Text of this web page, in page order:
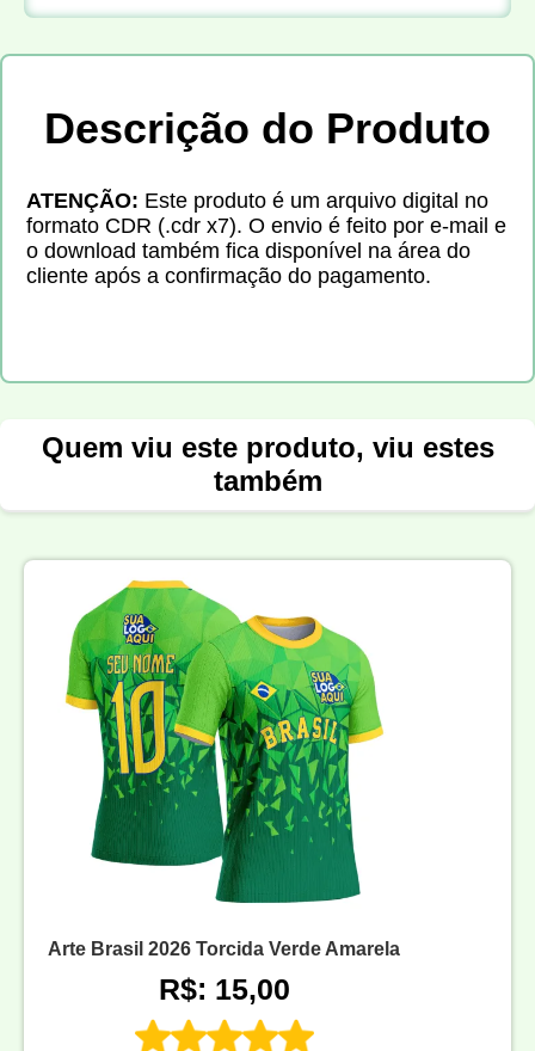
Descrição do Produto
ATENÇÃO: Este produto é um arquivo digital no
formato CDR (.cdr x7). O envio é feito por e-mail e
o download também fica disponível na área do
cliente após a confirmação do pagamento.
Quem viu este produto, viu estes
também
Arte Brasil 2026 Torcida Verde Amarela
R$: 15,00